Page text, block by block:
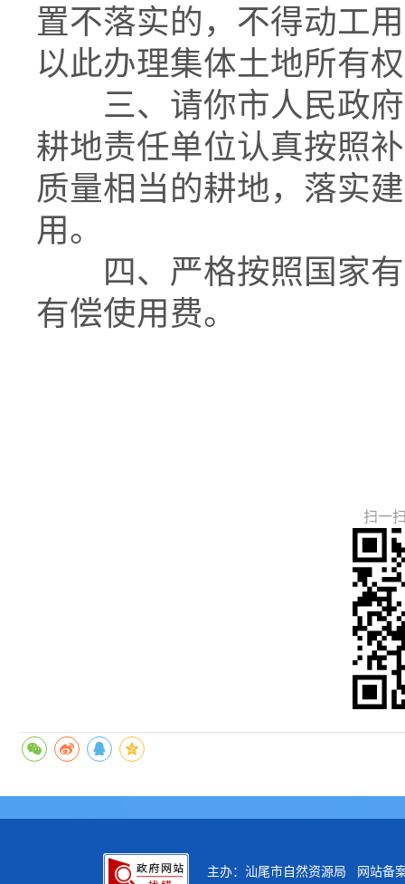
置不落实的，不得动工
以此办理集体土地所有
三、请你市人民政府
耕地责任单位认真按照
质量相当的耕地，落实
用。
四、严格按照国家有
有偿使用费。
扫一
主办：汕尾市自然资源局 网站备